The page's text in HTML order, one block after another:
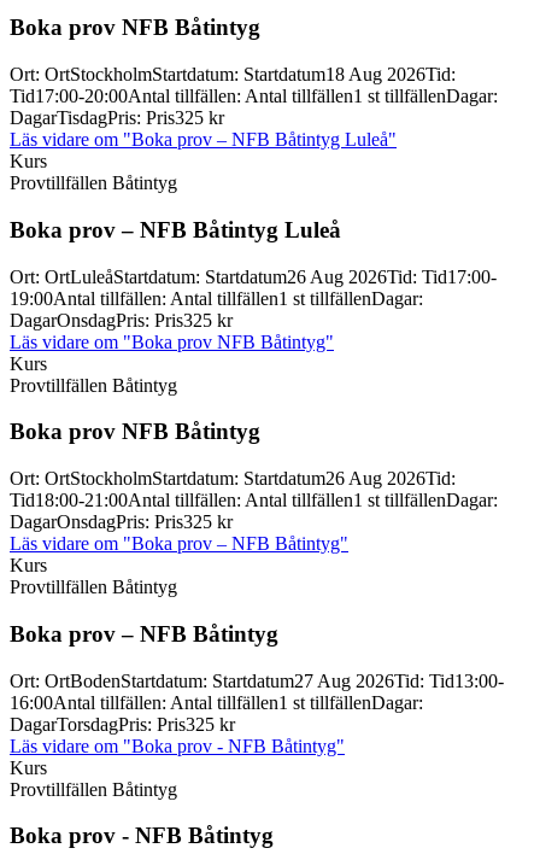
Boka prov NFB Båtintyg
Ort: OrtStockholmStartdatum: Startdatum18 Aug 2026Tid:
Tid17:00-20:00Antal tillfällen: Antal tillfällen1 st tillfällenDagar:
DagarTisdagPris: Pris325 kr
Läs vidare om "Boka prov – NFB Båtintyg Luleå"
Kurs
Provtillfällen Båtintyg
Boka prov – NFB Båtintyg Luleå
Ort: OrtLuleåStartdatum: Startdatum26 Aug 2026Tid: Tid17:00-
19:00Antal tillfällen: Antal tillfällen1 st tillfällenDagar:
DagarOnsdagPris: Pris325 kr
Läs vidare om "Boka prov NFB Båtintyg"
Kurs
Provtillfällen Båtintyg
Boka prov NFB Båtintyg
Ort: OrtStockholmStartdatum: Startdatum26 Aug 2026Tid:
Tid18:00-21:00Antal tillfällen: Antal tillfällen1 st tillfällenDagar:
DagarOnsdagPris: Pris325 kr
Läs vidare om "Boka prov – NFB Båtintyg"
Kurs
Provtillfällen Båtintyg
Boka prov – NFB Båtintyg
Ort: OrtBodenStartdatum: Startdatum27 Aug 2026Tid: Tid13:00-
16:00Antal tillfällen: Antal tillfällen1 st tillfällenDagar:
DagarTorsdagPris: Pris325 kr
Läs vidare om "Boka prov - NFB Båtintyg"
Kurs
Provtillfällen Båtintyg
Boka prov - NFB Båtintyg